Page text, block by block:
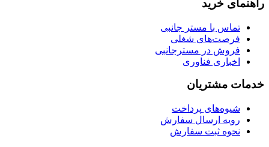
راهنمای خرید
تماس با مستر جانبی
فرصت‌های شغلی
فروش در مسترجانبی
اخباری فناوری
خدمات مشتریان
شیوه‌های پرداخت
رویه ارسال سفارش
نحوه ثبت سفارش